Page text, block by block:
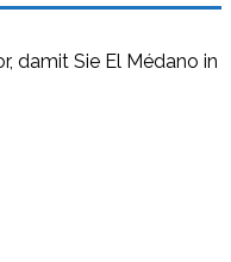
damit Sie El Médano in